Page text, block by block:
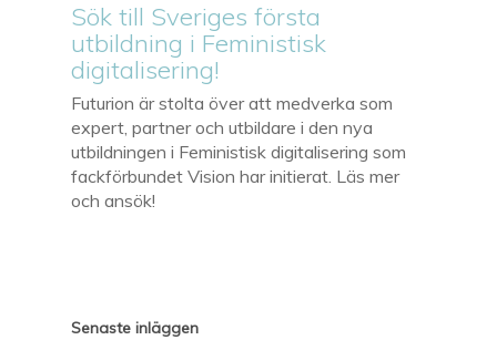
Sök till Sveriges första
utbildning i Feministisk
digitalisering!
Futurion är stolta över att medverka som
expert, partner och utbildare i den nya
utbildningen i Feministisk digitalisering som
fackförbundet Vision har initierat. Läs mer
och ansök!
Senaste inläggen